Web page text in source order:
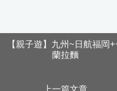
【親子遊】九州~日航福岡+
蘭拉麵
上一篇文章